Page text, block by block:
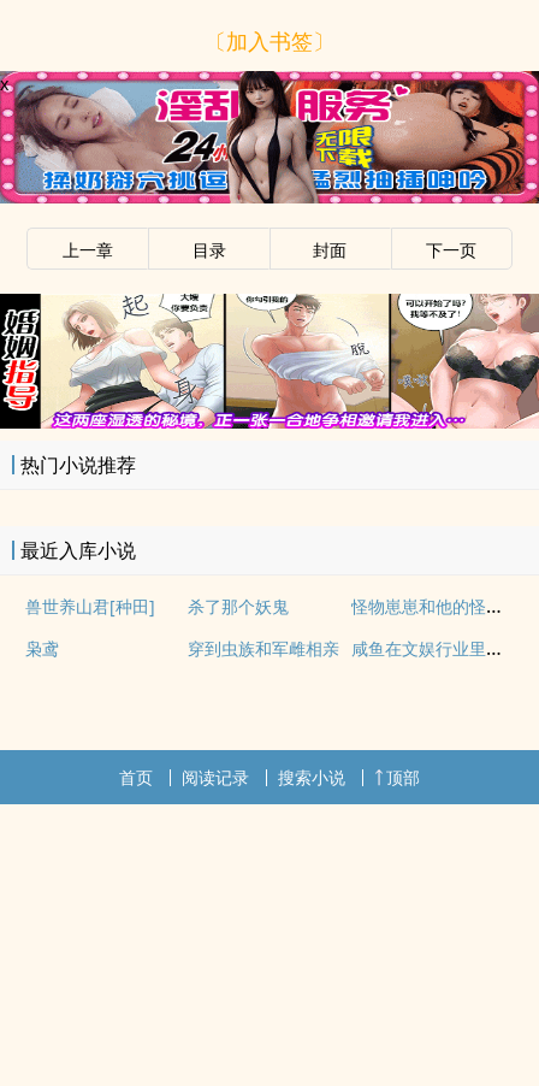
〔加入书签〕
x
上一章 目录 封面 下一页
x
热门小说推荐
最近入库小说
兽世养山君[种田] 杀了那个妖鬼 怪物崽崽和他的怪物监护人
枭鸢 穿到虫族和军雌相亲 咸鱼在文娱行业里疯狂内卷
首页 阅读记录 搜索小说 顶部